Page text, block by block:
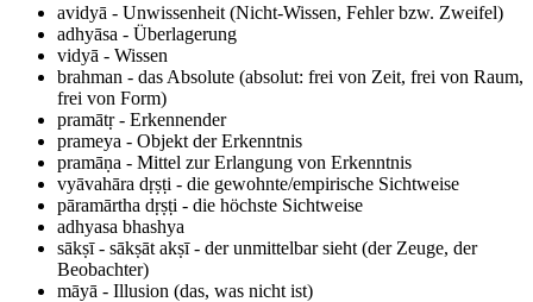
avidyā - Unwissenheit (Nicht-Wissen, Fehler bzw. Zweifel)
adhyāsa - Überlagerung
vidyā - Wissen
brahman - das Absolute (absolut: frei von Zeit, frei von Raum,
frei von Form)
pramātṛ - Erkennender
prameya - Objekt der Erkenntnis
pramāṇa - Mittel zur Erlangung von Erkenntnis
vyāvahāra dṛṣṭi - die gewohnte/empirische Sichtweise
pāramārtha dṛṣṭi - die höchste Sichtweise
adhyasa bhashya
sākṣī - sākṣāt akṣī - der unmittelbar sieht (der Zeuge, der
Beobachter)
māyā - Illusion (das, was nicht ist)